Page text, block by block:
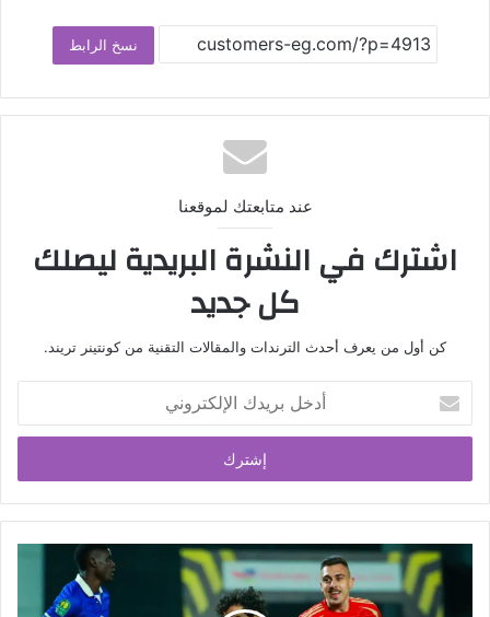
نسخ الرابط
عند متابعتك لموقعنا
اشترك في النشرة البريدية ليصلك
كل جديد
كن أول من يعرف أحدث الترندات والمقالات التقنية من كونتينر تريند.
بريدك
الإلكتروني